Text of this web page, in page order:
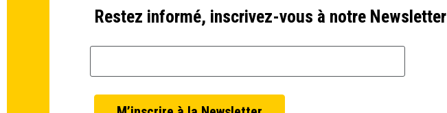
Restez informé, inscrivez-vous à notre Newsletter